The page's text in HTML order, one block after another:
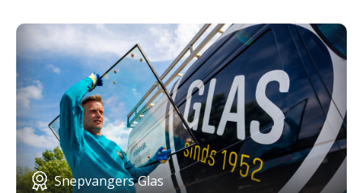
Snepvangers Glas